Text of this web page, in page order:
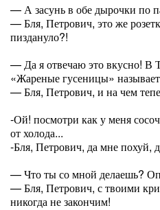
— А засунь в обе дырочки по
— Бля, Петрович, это же
пиздануло?!
— Да я отвечаю это вкусно! В
«Жареные гусеницы»
— Бля, Петрович, и на чем
-Ой! посмотри как у меня
от холода...
-Бля, Петрович, да мне похуй,
— Что ты со мной делаешь?
— Бля, Петрович, с твоими
никогда не закончим!